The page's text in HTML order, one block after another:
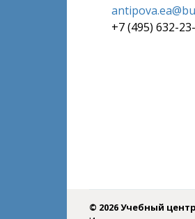
+7 (495) 632-
© 2026 Учебный